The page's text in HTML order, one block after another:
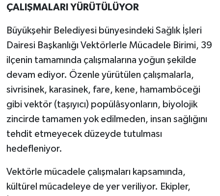
ÇALIŞMALARI YÜRÜTÜLÜYOR
Büyükşehir Belediyesi bünyesindeki Sağlık İşleri
Dairesi Başkanlığı Vektörlerle Mücadele Birimi, 39
ilçenin tamamında çalışmalarına yoğun şekilde
devam ediyor. Özenle yürütülen çalışmalarla,
sivrisinek, karasinek, fare, kene, hamamböceği
gibi vektör (taşıyıcı) popülâsyonların, biyolojik
zincirde tamamen yok edilmeden, insan sağlığını
tehdit etmeyecek düzeyde tutulması
hedefleniyor.
Vektörle mücadele çalışmaları kapsamında,
kültürel mücadeleye de yer veriliyor. Ekipler,